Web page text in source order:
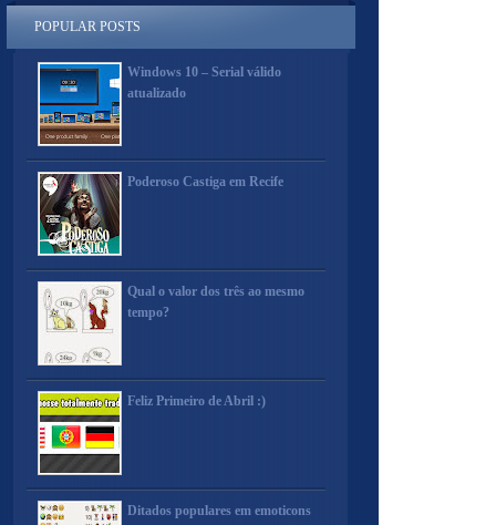
POPULAR POSTS
Windows 10 – Serial válido
atualizado
Poderoso Castiga em Recife
Qual o valor dos três ao mesmo
tempo?
Feliz Primeiro de Abril :)
Ditados populares em emoticons